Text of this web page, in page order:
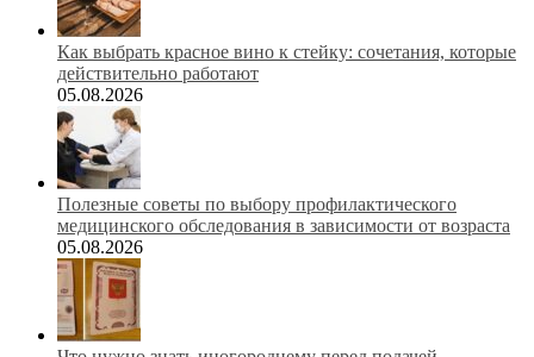
Как выбрать красное вино к стейку: сочетания, которые
действительно работают
05.08.2026
Полезные советы по выбору профилактического
медицинского обследования в зависимости от возраста
05.08.2026